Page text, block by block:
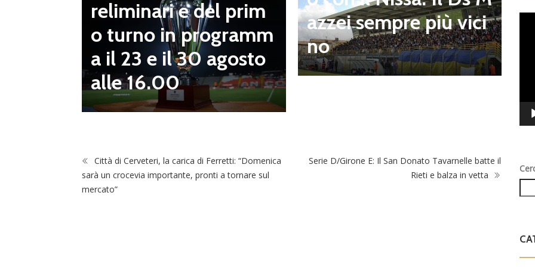
reliminari e del prim
o turno in programm
a il 23 e il 30 agosto
alle 16.00
azzei sempre più vici
no
Città di Cerveteri, la carica di Ferretti: “Domenica
sarà un crocevia importante, pronti a tornare sul
mercato”
Serie D/Girone E: Il San Donato Tavarnelle batte il
Rieti e balza in vetta